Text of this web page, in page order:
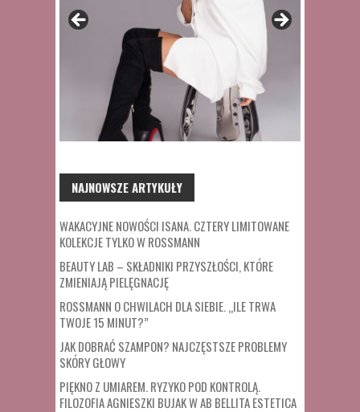
NAJNOWSZE ARTYKUŁY
WAKACYJNE NOWOŚCI ISANA. CZTERY LIMITOWANE
KOLEKCJE TYLKO W ROSSMANN
BEAUTY LAB – SKŁADNIKI PRZYSZŁOŚCI, KTÓRE
ZMIENIAJĄ PIELĘGNACJĘ
ROSSMANN O CHWILACH DLA SIEBIE. „ILE TRWA
TWOJE 15 MINUT?”
JAK DOBRAĆ SZAMPON? NAJCZĘSTSZE PROBLEMY
SKÓRY GŁOWY
PIĘKNO Z UMIAREM. RYZYKO POD KONTROLĄ.
FILOZOFIA AGNIESZKI BUJAK W AB BELLITA ESTETICA